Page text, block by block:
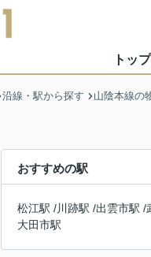
トップ
沿線・駅から探す 山陰本線の
おすすめの駅
松江駅 /川跡駅 /出雲市駅 /
大田市駅